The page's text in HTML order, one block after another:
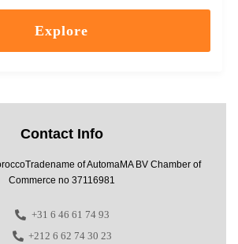
Explore
Contact Info
of AutomaMA BV Chamber of
Commerce no 37116981
+31 6 46 61 74 93
+212 6 62 74 30 23